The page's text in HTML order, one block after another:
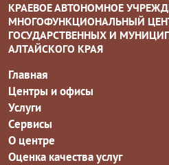
КРАЕВОЕ АВТОНОМНОЕ
МНОГОФУНКЦИОНАЛЬНЫЙ
ГОСУДАРСТВЕННЫХ И
АЛТАЙСКОГО КРАЯ
Главная
Центры и офисы
Услуги
Сервисы
О центре
Оценка качества услуг